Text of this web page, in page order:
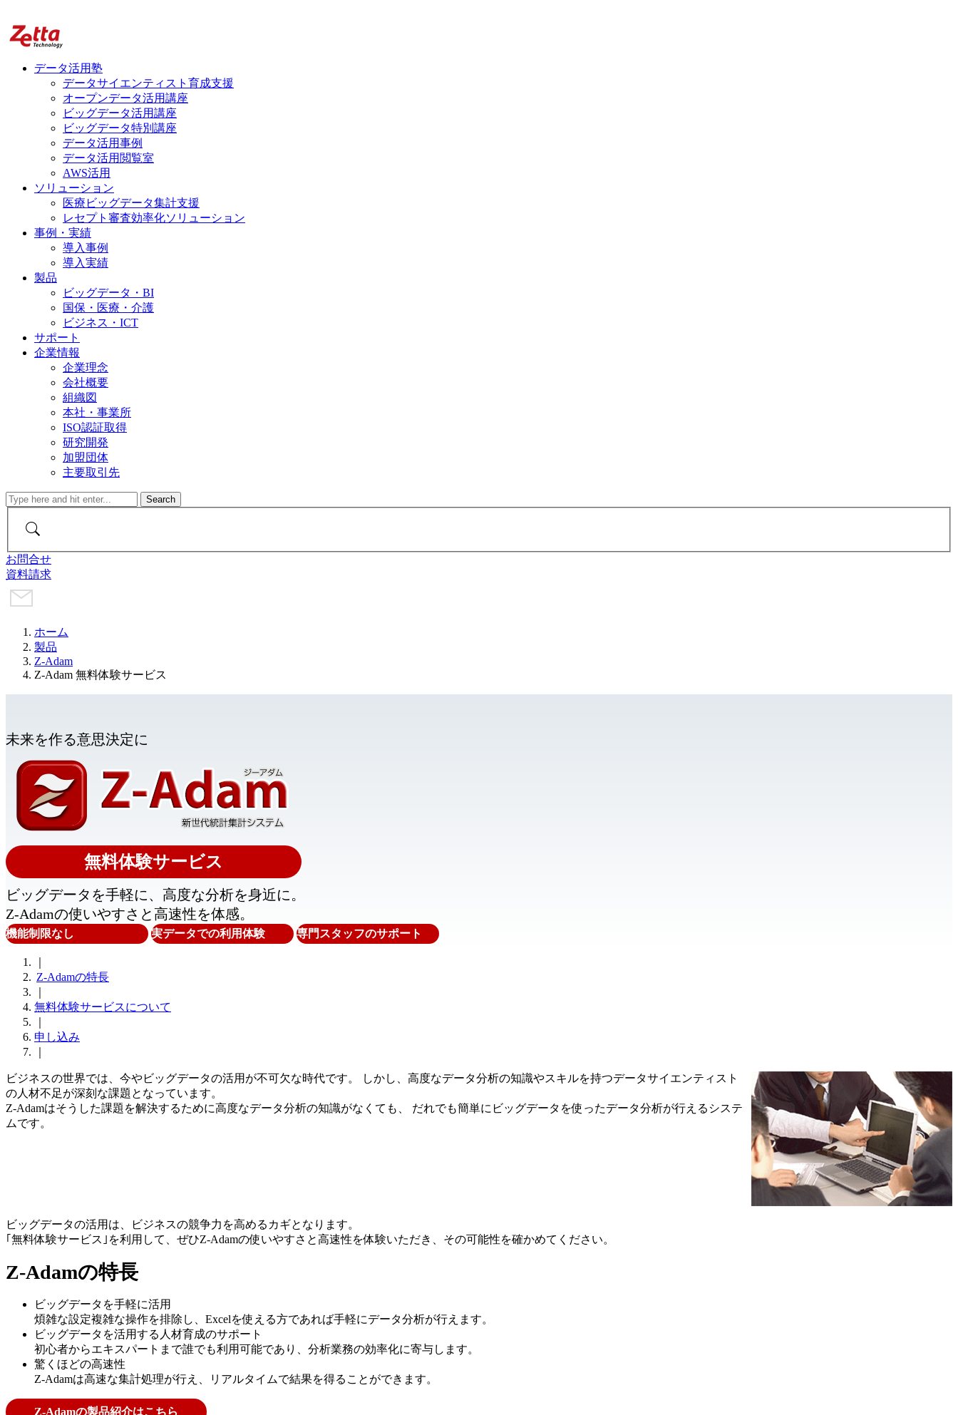
データ活用塾
データサイエンティスト育成支援
オープンデータ活用講座
ビッグデータ活用講座
ビッグデータ特別講座
データ活用事例
データ活用閲覧室
AWS活用
ソリューション
医療ビッグデータ集計支援
レセプト審査効率化ソリューション
事例・実績
導入事例
導入実績
製品
ビッグデータ・BI
国保・医療・介護
ビジネス・ICT
サポート
企業情報
企業理念
会社概要
組織図
本社・事業所
ISO認証取得
研究開発
加盟団体
主要取引先
お問合せ
資料請求
ホーム
製品
Z-Adam
Z-Adam 無料体験サービス
未来を作る意思決定に
無料体験サービス
ビッグデータを手軽に、高度な分析を身近に。
Z-Adamの使いやすさと高速性を体感。
機能制限なし 実データでの利用体験 専門スタッフのサポート
Z-Adamの特長
無料体験サービスについて
申し込み
ビジネスの世界では、今やビッグデータの活用が不可欠な時代です。 しかし、高度なデータ分析の知識やスキルを持つデータサイエンティスト
の人材不足が深刻な課題となっています。
Z-Adamはそうした課題を解決するために高度なデータ分析の知識がなくても、 だれでも簡単にビッグデータを使ったデータ分析が行えるシステ
ムです。
ビッグデータの活用は、ビジネスの競争力を高めるカギとなります。
｢無料体験サービス｣を利用して、ぜひZ-Adamの使いやすさと高速性を体験いただき、その可能性を確かめてください。
Z-Adamの特長
ビッグデータを手軽に活用
煩雑な設定複雑な操作を排除し、Excelを使える方であれば手軽にデータ分析が行えます。
ビッグデータを活用する人材育成のサポート
初心者からエキスパートまで誰でも利用可能であり、分析業務の効率化に寄与します。
驚くほどの高速性
Z-Adamは高速な集計処理が行え、リアルタイムで結果を得ることができます。
Z-Adamの製品紹介はこちら